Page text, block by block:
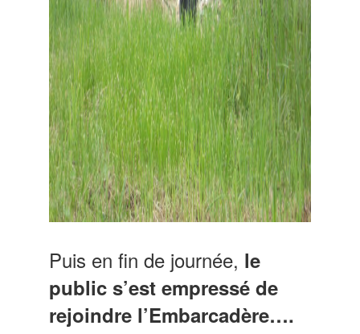
Puis en fin de journée, le
public s’est empressé de
rejoindre l’Embarcadère….